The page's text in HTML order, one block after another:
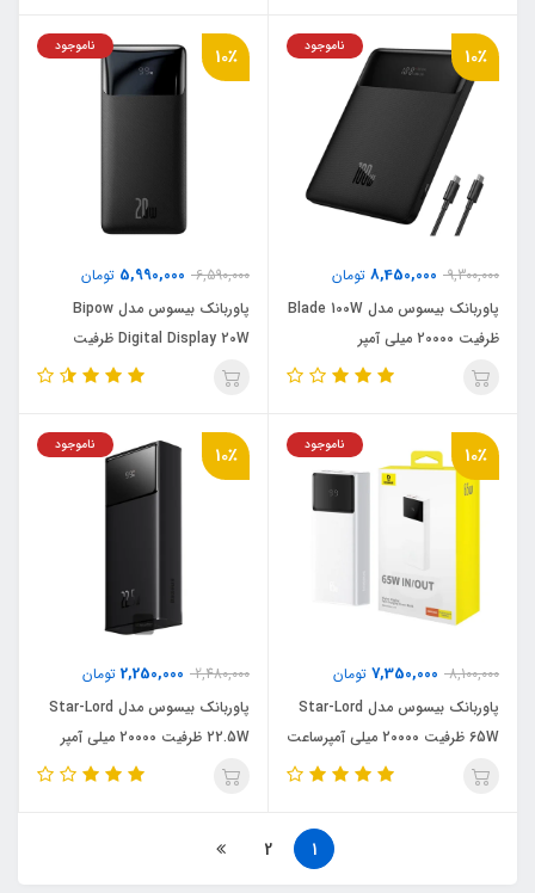
10٪
9,300,000
8,450,000 تومان
ناموجود
پاوربانک بیسوس مدل Blade 100W
ظرفیت 20000 میلی آمپر
10٪
6,590,000
5,990,000 تومان
ناموجود
پاوربانک بیسوس مدل Bipow
Digital Display 20W ظرفیت
30000 میلی آمپر ساعت
10٪
8,100,000
7,350,000 تومان
ناموجود
پاوربانک بیسوس مدل Star-Lord
65W ظرفیت 20000 میلی آمپرساعت
10٪
2,480,000
2,250,000 تومان
ناموجود
پاوربانک بیسوس مدل Star-Lord
22.5W ظرفیت 20000 میلی آمپر
ساعت
1
2